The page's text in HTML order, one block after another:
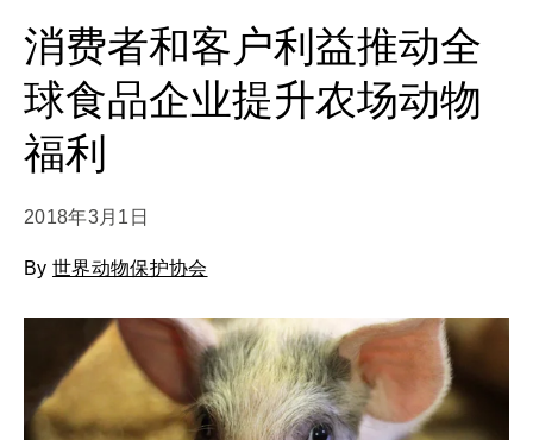
消费者和客户利益推动全
球食品企业提升农场动物
福利
2018年3月1日
By 世界动物保护协会